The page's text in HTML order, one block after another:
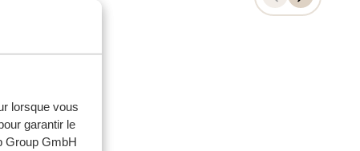
lorsque vous
garantir le
Group GmbH
(-1h).